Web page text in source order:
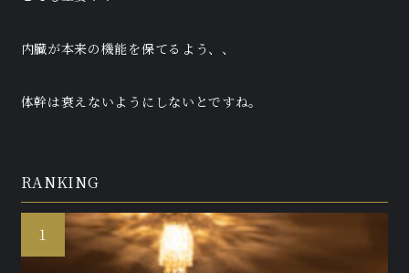
内臓が本来の機能を保てるよう、、
体幹は衰えないようにしないとですね。
RANKING